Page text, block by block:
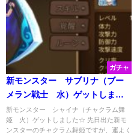
ガチャ
新モンスター サブリナ（ブー
メラン戦士 水）ゲットしまし
た☆
新モンスター シャイナ（チャクラム舞
姫 火）ゲットしました☆ 先日出た新モ
ンスターのチャクラム舞姫ですが、運よく